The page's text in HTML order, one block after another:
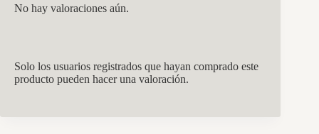
No hay valoraciones aún.
Solo los usuarios registrados que hayan comprado este
producto pueden hacer una valoración.